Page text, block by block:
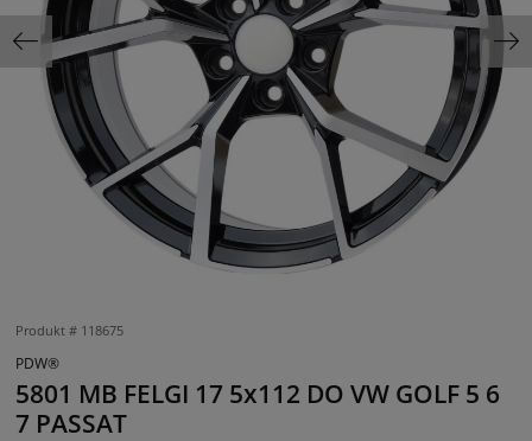
Produkt # 118675
PDW®
5801 MB FELGI 17 5x112 DO VW GOLF 5 6
7 PASSAT